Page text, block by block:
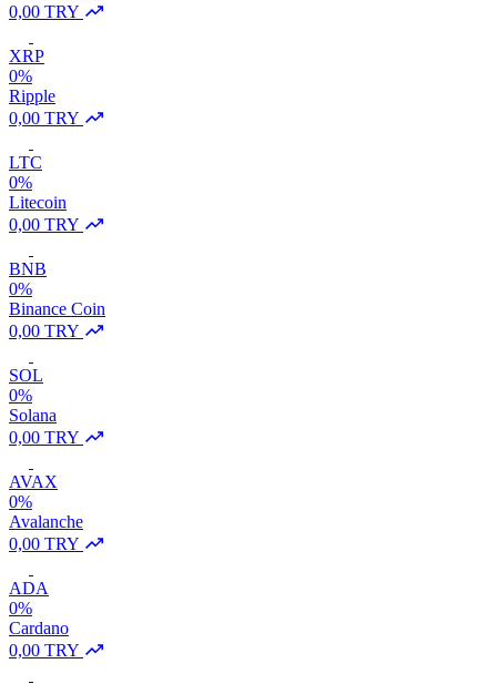
0,00 TRY
XRP
0%
Ripple
0,00 TRY
LTC
0%
Litecoin
0,00 TRY
BNB
0%
Binance Coin
0,00 TRY
SOL
0%
Solana
0,00 TRY
AVAX
0%
Avalanche
0,00 TRY
ADA
0%
Cardano
0,00 TRY